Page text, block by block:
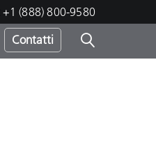
+1 (888) 800-9580
Contatti